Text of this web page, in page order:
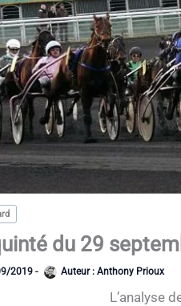
du 29
2019 - Auteur : Anthony Prioux
L’analyse